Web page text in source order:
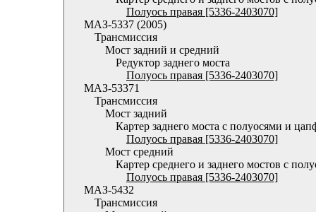
Полуось правая [5336-2403070]
МАЗ-5337 (2005)
Трансмиссия
Мост задний и средний
Редуктор заднего моста
Полуось правая [5336-2403070]
МАЗ-53371
Трансмиссия
Мост задний
Картер заднего моста с полуосями и
Полуось правая [5336-2403070]
Мост средний
Картер среднего и заднего мостов с
Полуось правая [5336-2403070]
МАЗ-5432
Трансмиссия